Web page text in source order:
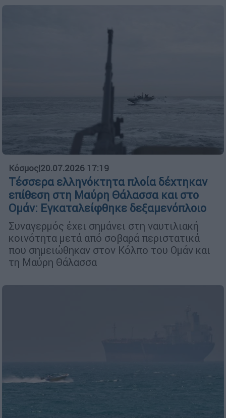
Κόσμος|20.07.2026 17:19
Τέσσερα ελληνόκτητα πλοία δέχτηκαν
επίθεση στη Μαύρη Θάλασσα και στο
Ομάν: Εγκαταλείφθηκε δεξαμενόπλοιο
Συναγερμός έχει σημάνει στη ναυτιλιακή
κοινότητα μετά από σοβαρά περιστατικά
που σημειώθηκαν στον Κόλπο του Ομάν και
τη Μαύρη Θάλασσα